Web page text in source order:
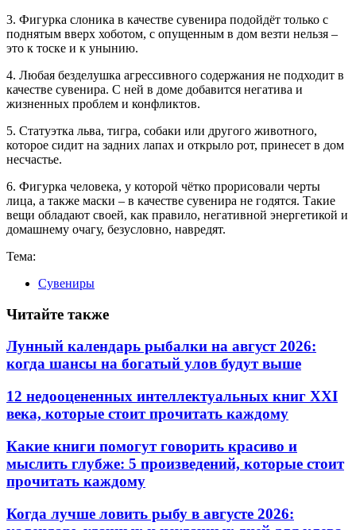
3. Фигурка слоника в качестве сувенира подойдёт только с
поднятым вверх хоботом, с опущенным в дом везти нельзя –
это к тоске и к унынию.
4. Любая безделушка агрессивного содержания не подходит в
качестве сувенира. С ней в доме добавится негатива и
жизненных проблем и конфликтов.
5. Статуэтка льва, тигра, собаки или другого животного,
которое сидит на задних лапах и открыло рот, принесет в дом
несчастье.
6. Фигурка человека, у которой чётко прорисовали черты
лица, а также маски – в качестве сувенира не годятся. Такие
вещи обладают своей, как правило, негативной энергетикой и
домашнему очагу, безусловно, навредят.
Тема:
Сувениры
Читайте также
Лунный календарь рыбалки на август 2026:
когда шансы на богатый улов будут выше
12 недооцененных интеллектуальных книг XXI
века, которые стоит прочитать каждому
Какие книги помогут говорить красиво и
мыслить глубже: 5 произведений, которые стоит
прочитать каждому
Когда лучше ловить рыбу в августе 2026: